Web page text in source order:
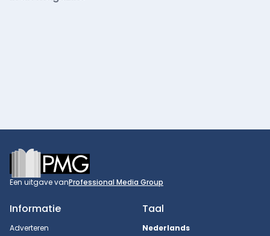
Footer
Een uitgave vanProfessional Media Group
Informatie
Adverteren
Taal
Nederlands